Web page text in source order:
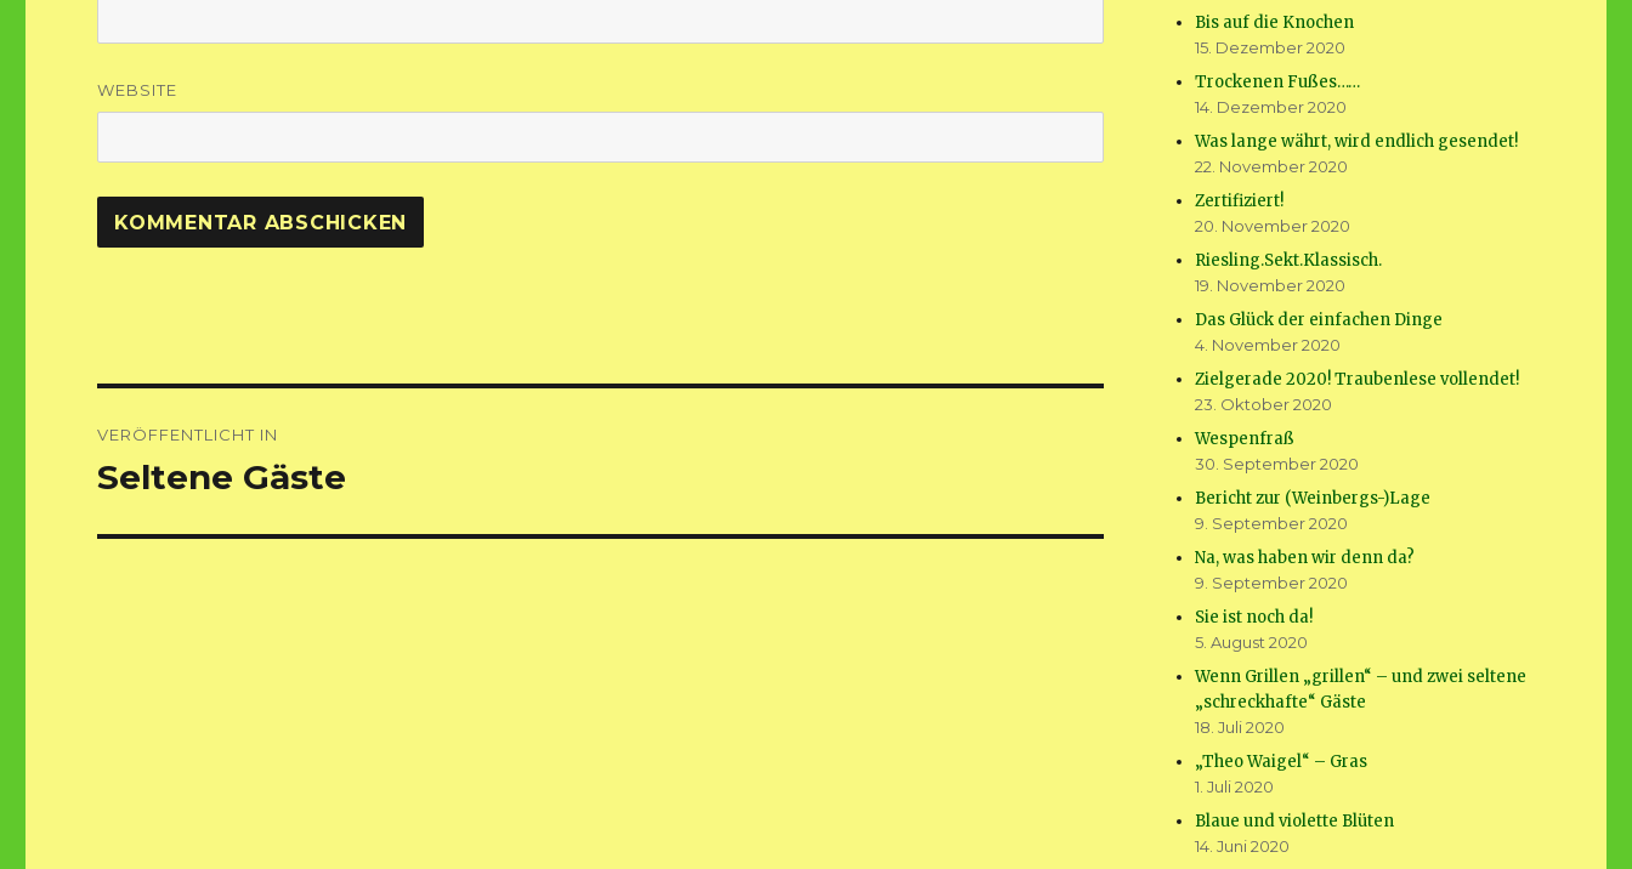
WEBSITE
VERÖFFENTLICHT IN
Seltene Gäste
Bis auf die Knochen
15. Dezember 2020
Trockenen Fußes……
14. Dezember 2020
Was lange währt, wird endlich gesendet!
22. November 2020
Zertifiziert!
20. November 2020
Riesling.Sekt.Klassisch.
19. November 2020
Das Glück der einfachen Dinge
4. November 2020
Zielgerade 2020! Traubenlese vollendet!
23. Oktober 2020
Wespenfraß
30. September 2020
Bericht zur (Weinbergs-)Lage
9. September 2020
Na, was haben wir denn da?
9. September 2020
Sie ist noch da!
5. August 2020
Wenn Grillen „grillen“ – und zwei seltene
„schreckhafte“ Gäste
18. Juli 2020
„Theo Waigel“ – Gras
1. Juli 2020
Blaue und violette Blüten
14. Juni 2020